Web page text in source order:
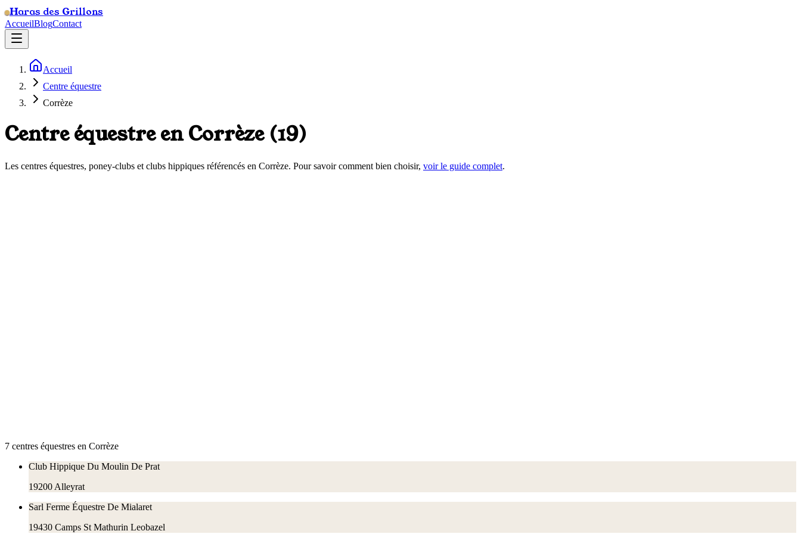
Haras des Grillons
AccueilBlogContact
Accueil
Centre équestre
Corrèze
Centre équestre enCorrèze(19)
Les centres équestres, poney-clubs et clubs hippiques référencés en Corrèze. Pour savoir comment bien choisir, voir le guide complet.
7 centres équestres en Corrèze
Club Hippique Du Moulin De Prat
19200 Alleyrat
Sarl Ferme Équestre De Mialaret
19430 Camps St Mathurin Leobazel